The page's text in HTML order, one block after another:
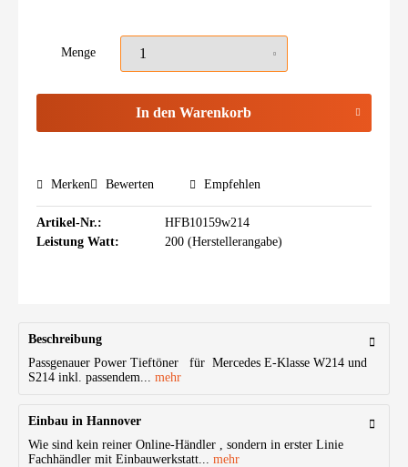
Menge
In den Warenkorb
Merken Bewerten Empfehlen
Artikel-Nr.:
HFB10159w214
Leistung Watt:
200 (Herstellerangabe)
Beschreibung
Passgenauer Power Tieftöner für Mercedes E-Klasse W214 und
S214 inkl. passendem... mehr
Einbau in Hannover
Wie sind kein reiner Online-Händler , sondern in erster Linie
Fachhändler mit Einbauwerkstatt... mehr